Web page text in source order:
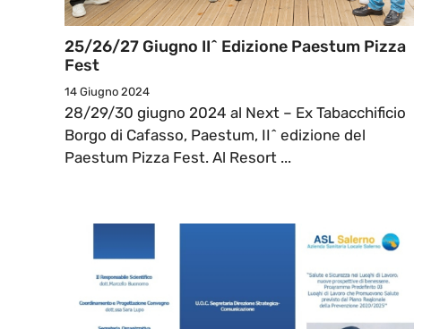
25/26/27 Giugno II^ Edizione Paestum Pizza
Fest
14 Giugno 2024
28/29/30 giugno 2024 al Next – Ex Tabacchificio
Borgo di Cafasso, Paestum, II^ edizione del
Paestum Pizza Fest. Al Resort ...